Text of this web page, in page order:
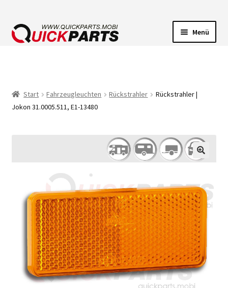
Menü
FÖRDERPUMPEN
Start Fahrzeugleuchten Rückstrahler
Rückstrahler |
Jokon 31.0005.511, E1-13480